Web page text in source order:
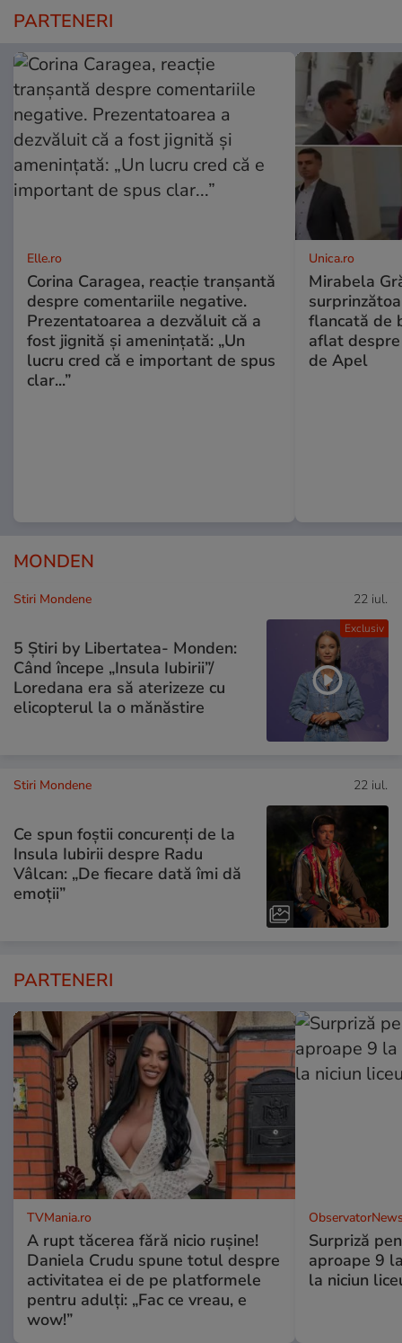
PARTENERI
Elle.ro
Corina Caragea, reacție tranșantă
despre comentariile negative.
Prezentatoarea a dezvăluit că a
fost jignită și amenințată: „Un
lucru cred că e important de spus
clar...”
Unica.ro
Mirabela
flancată de
aflat
de Apel
MONDEN
Exclusiv
Stiri Mondene 22 iul.
5 Știri by Libertatea- Monden:
Când începe „Insula Iubirii”/
Loredana era să aterizeze cu
elicopterul la o mănăstire
Stiri Mondene 22 iul.
Ce spun foștii concurenți de la
Insula Iubirii despre Radu
Vâlcan: „De fiecare dată îmi dă
emoții”
PARTENERI
TVMania.ro
A rupt tăcerea fără nicio rușine!
Daniela Crudu spune totul despre
activitatea ei de pe platformele
pentru adulți: „Fac ce vreau, e
wow!”
Surpriză
aproape 9
la niciun